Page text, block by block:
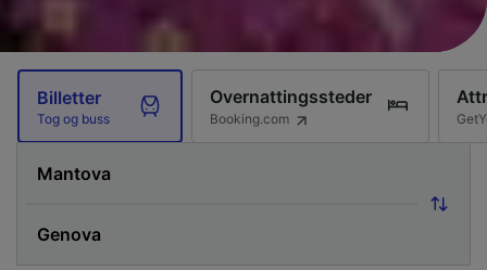
Billetter
Tog og buss
Overnattingssteder
Booking.com